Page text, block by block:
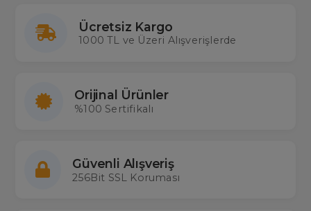
Ücretsiz Kargo
1000 TL ve Üzeri Alışverişlerde
Orijinal Ürünler
%100 Sertifikalı
Güvenli Alışveriş
256Bit SSL Koruması